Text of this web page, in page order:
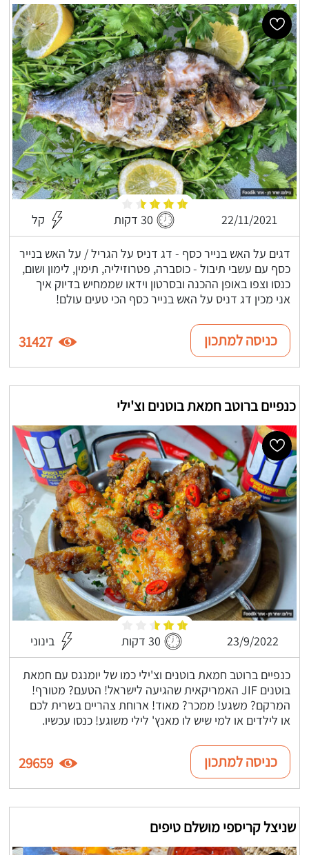
22/11/2021 30 דקות קל
דגים על האש בנייר כסף - דג דניס על הגריל / על האש בנייר
כסף עם עשבי תיבול - כוסברה, פטרוזיליה, תימין, לימון ושום,
כנסו וצפו באופן ההכנה ובסרטון וידאו שממחיש בדיוק איך
אני מכין דג דניס על האש בנייר כסף הכי טעים עולם!
כניסה למתכון 31427
כנפיים ברוטב חמאת בוטנים וצ'ילי
23/9/2022 30 דקות בינוני
כנפיים ברוטב חמאת בוטנים וצ'ילי כמו של יומנגס עם חמאת
בוטנים JIF האמריקאית שהגיעה לישראל! הטעם? מטורף!
המרקם? משגע! ממכר? מאוד! ארוחת צהריים בשרית לכם
או לילדים או למי שיש לו מאנץ' לילי משוגע! כנסו עכשיו.
כניסה למתכון 29659
שניצל קריספי מושלם טיפים